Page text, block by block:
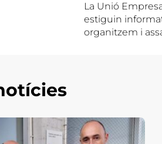
La Unió
estiguin
organitzem i